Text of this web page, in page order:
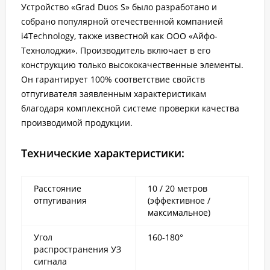
Устройство «Grad Duos S» было разработано и
собрано популярной отечественной компанией
i4Technology, также известной как ООО «Айфо-
Технолоджи». Производитель включает в его
конструкцию только высококачественные элементы.
Он гарантирует 100% соответствие свойств
отпугивателя заявленным характеристикам
благодаря комплексной системе проверки качества
производимой продукции.
Технические характеристики:
Расстояние
отпугивания
10 / 20 метров
(эффективное /
максимальное)
Угол
распространения УЗ
сигнала
160-180°